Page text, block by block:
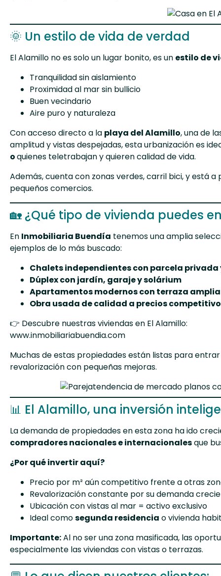
🌞 Un estilo de vida de verdad
El Alamillo no es solo un lugar bonito, es un estilo de
Tranquilidad sin aislamiento
Proximidad al mar sin bullicio
Buen vecindario
Aire puro y naturaleza
Con acceso directo a la playa del Alamillo, una de
amplitud y vistas despejadas, esta urbanización es
oquienes teletrabajany quieren calidad de vida.
Además, cuenta con zonas verdes, carril bici, y está
pequeños comercios.
🏡 ¿Qué tipo de vivienda puedes
En Inmobiliaria Buendía tenemos una amplia
ejemplos de lo más buscado:
Chalets independientes con parcela privada
Dúplex con jardín, garaje y solárium
Apartamentos modernos con terraza amplia
Obra usada de calidad a precios
👉 Descubre nuestras viviendas en El Alamillo:
www.inmobiliariabuendia.com
Muchas de estas propiedades están listas para
revalorización con pequeñas mejoras.
📊 El Alamillo, una inversión
La demanda de propiedades en esta zona ha ido
compradores nacionales e internacionalesque
¿Por qué invertir aquí?
Precio por m² aún competitivo frente a otras
Revalorización constante por su demanda
Ubicación con vistas al mar = activo exclusivo
Ideal comosegunda residencia o vivienda
Importante:Al no ser una zona masificada, las
especialmente las viviendas con vistas o terrazas.